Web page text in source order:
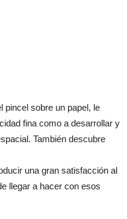
pincel sobre un papel, le
fina como a desarrollar y
También descubre
una gran satisfacción al
llegar a hacer con esos